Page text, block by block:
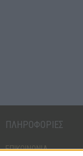
ΠΛΗΡΟΦΟΡΙΕΣ
ΕΠΙΚΟΙΝΩΝΙΑ